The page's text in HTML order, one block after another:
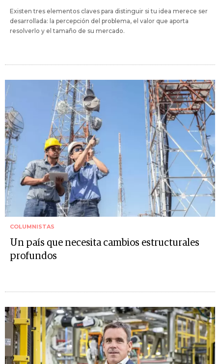
Existen tres elementos claves para distinguir si tu idea merece ser
desarrollada: la percepción del problema, el valor que aporta
resolverlo y el tamaño de su mercado.
COLUMNISTAS
Un país que necesita cambios estructurales
profundos